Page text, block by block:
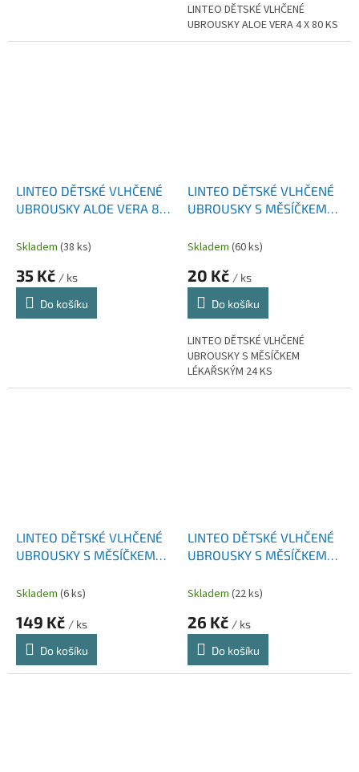
LINTEO DĚTSKÉ VLHČENÉ
UBROUSKY ALOE VERA 4 X 80 KS
LINTEO DĚTSKÉ VLHČENÉ
UBROUSKY ALOE VERA 80
Skladem (38 ks)
35 Kč / ks
Do košíku
LINTEO DĚTSKÉ VLHČENÉ
UBROUSKY S MĚSÍČKEM
Skladem (60 ks)
20 Kč / ks
Do košíku
LINTEO DĚTSKÉ VLHČENÉ
UBROUSKY S MĚSÍČKEM
LÉKAŘSKÝM 24 KS
LINTEO DĚTSKÉ VLHČENÉ
UBROUSKY S MĚSÍČKEM
Skladem (6 ks)
149 Kč / ks
Do košíku
LINTEO DĚTSKÉ VLHČENÉ
UBROUSKY S MĚSÍČKEM
Skladem (22 ks)
26 Kč / ks
Do košíku